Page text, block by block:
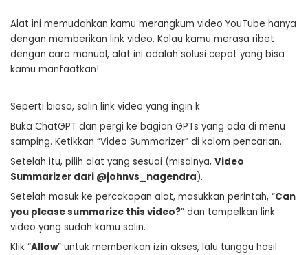
Alat ini memudahkan kamu merangkum video YouTube hanya
dengan memberikan link video. Kalau kamu merasa ribet
dengan cara manual, alat ini adalah solusi cepat yang bisa
kamu manfaatkan!
Seperti biasa, salin link video yang ingin k
Buka ChatGPT dan pergi ke bagian GPTs yang ada di menu
samping. Ketikkan “Video Summarizer” di kolom pencarian.
Setelah itu, pilih alat yang sesuai (misalnya, Video
Summarizer dari @johnvs_nagendra).
Setelah masuk ke percakapan alat, masukkan perintah, “Can
you please summarize this video?” dan tempelkan link
video yang sudah kamu salin.
Klik “Allow” untuk memberikan izin akses, lalu tunggu hasil